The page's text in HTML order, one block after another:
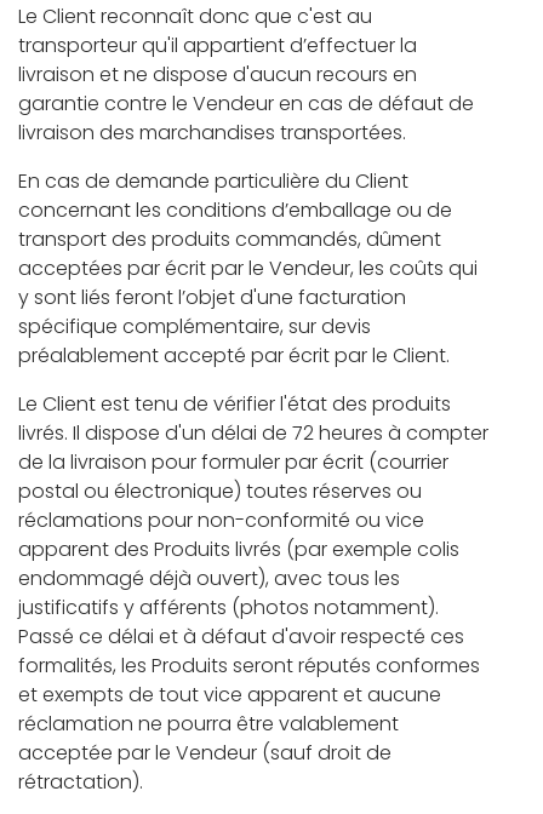
Le Client reconnaît donc que c'est au
transporteur qu'il appartient d’effectuer la
livraison et ne dispose d'aucun recours en
garantie contre le Vendeur en cas de défaut de
livraison des marchandises transportées.
En cas de demande particulière du Client
concernant les conditions d’emballage ou de
transport des produits commandés, dûment
acceptées par écrit par le Vendeur, les coûts qui
y sont liés feront l’objet d'une facturation
spécifique complémentaire, sur devis
préalablement accepté par écrit par le Client.
Le Client est tenu de vérifier l'état des produits
livrés. Il dispose d'un délai de 72 heures à compter
de la livraison pour formuler par écrit (courrier
postal ou électronique) toutes réserves ou
réclamations pour non-conformité ou vice
apparent des Produits livrés (par exemple colis
endommagé déjà ouvert), avec tous les
justificatifs y afférents (photos notamment).
Passé ce délai et à défaut d'avoir respecté ces
formalités, les Produits seront réputés conformes
et exempts de tout vice apparent et aucune
réclamation ne pourra être valablement
acceptée par le Vendeur (sauf droit de
rétractation).